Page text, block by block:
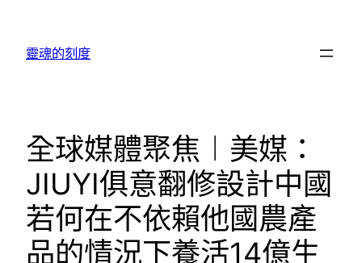
靈魂的刻度
全球媒體聚焦︱美媒：
JIUYI俱意翻修設計中國
若何在不依賴他國農產
品的情況下養活14億生